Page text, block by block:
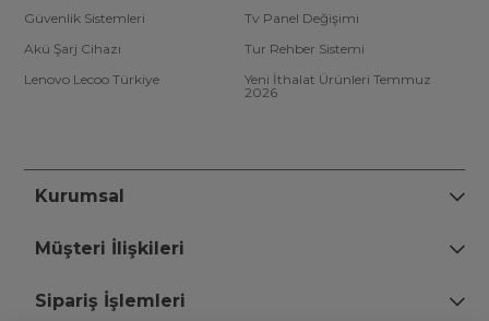
Güvenlik Sistemleri
Tv Panel Değişimi
Akü Şarj Cihazı
Tur Rehber Sistemi
Lenovo Lecoo Türkiye
Yeni İthalat Ürünleri Temmuz
2026
Kurumsal
Müşteri İlişkileri
Sipariş İşlemleri